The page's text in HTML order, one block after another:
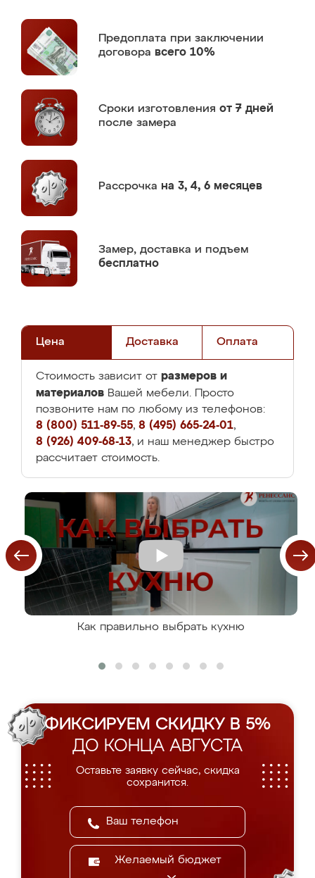
Предоплата при заключении
договора всего 10%
Сроки изготовления от 7 дней
после замера
Рассрочка на 3, 4, 6 месяцев
Замер, доставка и подъем
бесплатно
Цена Доставка Оплата
Стоимость зависит от размеров и
материалов Вашей мебели. Просто
позвоните нам по любому из телефонов:
8 (800) 511-89-55, 8 (495) 665-24-01,
8 (926) 409-68-13, и наш менеджер быстро
рассчитает стоимость.
Как правильно выбрать кухню
ФИКСИРУЕМ СКИДКУ В 5%
ДО КОНЦА АВГУСТА
Оставьте заявку сейчас, скидка
сохранится.
Желаемый бюджет